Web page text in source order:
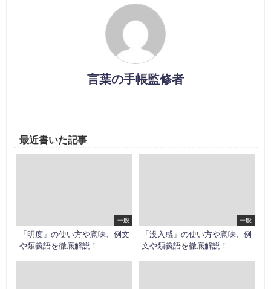
言葉の手帳監修者
最近書いた記事
一般
「明度」の使い方や意味、例文
や類義語を徹底解説！
一般
「没入感」の使い方や意味、例
文や類義語を徹底解説！